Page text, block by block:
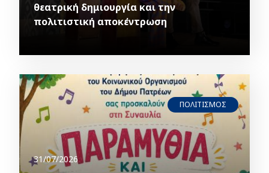
θεατρική δημιουργία και την
πολιτιστική αποκέντρωση
ΠΟΛΙΤΙΣΜΟΣ
31/07/2026